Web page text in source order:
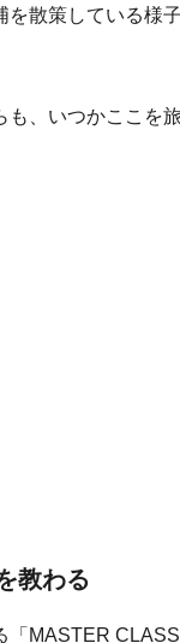
散策している様
、いつかここを
教わる
MASTER CLASS